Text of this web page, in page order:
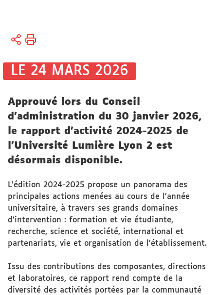
Vous
Accueil
Actualités
LE 24 MARS 2026
Approuvé lors du Conseil
d’administration du 30 janvier 2026,
le rapport d’activité 2024-2025 de
l’Université Lumière Lyon 2 est
désormais disponible.
L'édition 2024-2025 propose un panorama des
principales actions menées au cours de l’année
universitaire, à travers ses grands domaines
d’intervention : formation et vie étudiante,
recherche, science et société, international et
partenariats, vie et organisation de l’établissement.
Issu des contributions des composantes, directions
et laboratoires, ce rapport rend compte de la
diversité des activités portées par la communauté